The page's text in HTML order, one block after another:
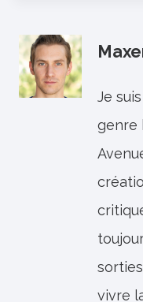
Je
genre
vivre